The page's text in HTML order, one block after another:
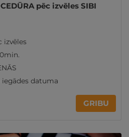
pēc izvēles SIBI
izvēles
iegādes datuma
GRIBU